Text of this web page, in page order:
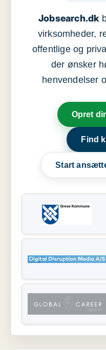
Jobsearch.dk
virksomheder,
offentlige og
der ønsker
henvendelser
Opret
Find
Start